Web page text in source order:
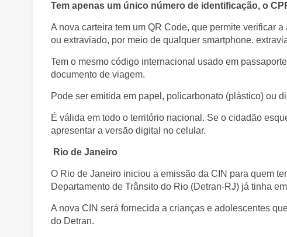
Tem apenas um único número de identificação, o
A nova carteira tem um QR Code, que permite verificar
ou extraviado, por meio de qualquer smartphone.
Tem o mesmo código internacional usado em
documento de viagem.
Pode ser emitida em papel, policarbonato (plástico) ou
É válida em todo o território nacional. Se o cidadão
apresentar a versão digital no celular.
Rio de Janeiro
O Rio de Janeiro iniciou a emissão da CIN para quem
Departamento de Trânsito do Rio (Detran-RJ) já tinha
A nova CIN será fornecida a crianças e adolescentes
do Detran.